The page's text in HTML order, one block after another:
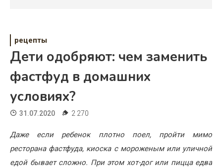
Дом
Жизнь
Хобби
Красота
Недвижимость
рецепты
Дети одобряют: чем заменить
фастфуд в домашних
условиях?
31.07.2020 2 270
Даже если ребенок плотно поел, пройти мимо
ресторана фастфуда, киоска с мороженым или уличной
едой бывает сложно. При этом хот-дог или пицца едва